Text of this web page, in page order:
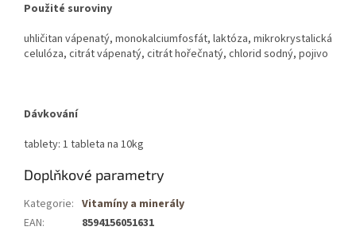
Použité suroviny
uhličitan vápenatý, monokalciumfosfát, laktóza, mikrokrystalická
celulóza, citrát vápenatý, citrát hořečnatý, chlorid sodný, pojivo
Dávkování
tablety: 1 tableta na 10kg
Doplňkové parametry
Kategorie: Vitamíny a minerály
EAN: 8594156051631